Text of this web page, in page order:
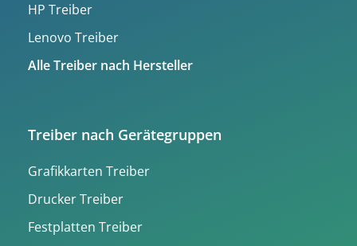
HP Treiber
Lenovo Treiber
Alle Treiber nach Hersteller
Treiber nach Gerätegruppen
Grafikkarten Treiber
Drucker Treiber
Festplatten Treiber